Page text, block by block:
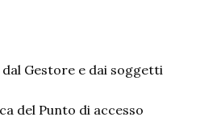
Gestore e dai soggetti
del Punto di accesso